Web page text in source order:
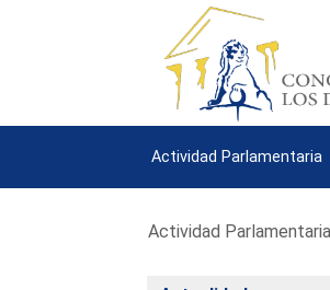
Actividad Parlamentaria
Actividad Parlamentaria